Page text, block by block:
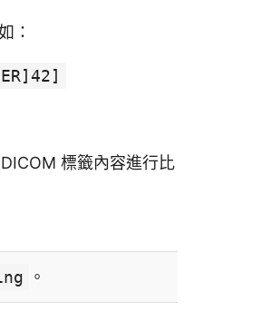
：
標籤內容進行比
。